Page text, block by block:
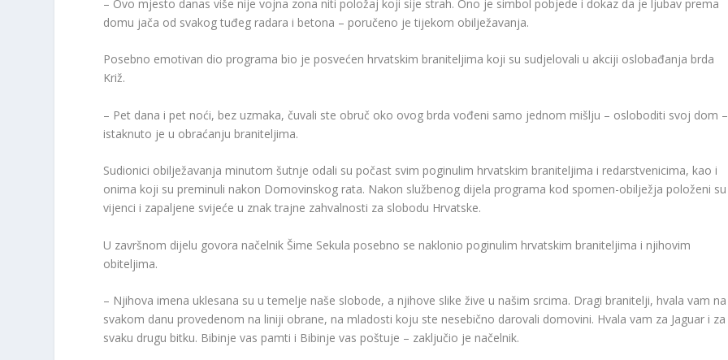
– Ovo mjesto danas više nije vojna zona niti položaj koji sije strah. Ono je simbol pobjede i dokaz da je ljubav prema
domu jača od svakog tuđeg radara i betona – poručeno je tijekom obilježavanja.
Posebno emotivan dio programa bio je posvećen hrvatskim braniteljima koji su sudjelovali u akciji oslobađanja brda
Križ.
– Pet dana i pet noći, bez uzmaka, čuvali ste obruč oko ovog brda vođeni samo jednom mišlju – osloboditi svoj dom –
istaknuto je u obraćanju braniteljima.
Sudionici obilježavanja minutom šutnje odali su počast svim poginulim hrvatskim braniteljima i redarstvenicima, kao i
onima koji su preminuli nakon Domovinskog rata. Nakon službenog dijela programa kod spomen-obilježja položeni su
vijenci i zapaljene svijeće u znak trajne zahvalnosti za slobodu Hrvatske.
U završnom dijelu govora načelnik Šime Sekula posebno se naklonio poginulim hrvatskim braniteljima i njihovim
obiteljima.
– Njihova imena uklesana su u temelje naše slobode, a njihove slike žive u našim srcima. Dragi branitelji, hvala vam na
svakom danu provedenom na liniji obrane, na mladosti koju ste nesebično darovali domovini. Hvala vam za Jaguar i za
svaku drugu bitku. Bibinje vas pamti i Bibinje vas poštuje – zaključio je načelnik.